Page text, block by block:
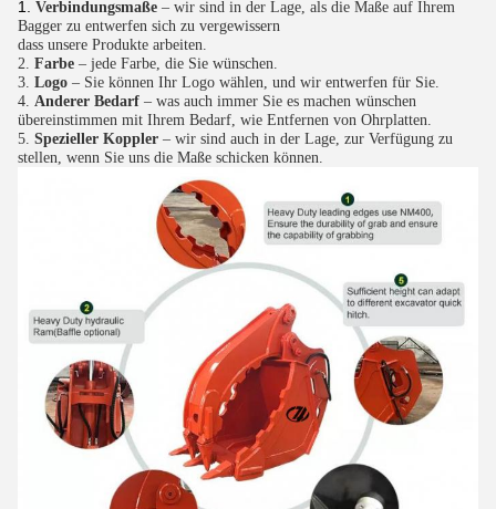
1. Verbindungsmaße – wir sind in der Lage, als die Maße auf Ihrem
Bagger zu entwerfen sich zu vergewissern
dass unsere Produkte arbeiten.
2. Farbe – jede Farbe, die Sie wünschen.
3. Logo – Sie können Ihr Logo wählen, und wir entwerfen für Sie.
4. Anderer Bedarf – was auch immer Sie es machen wünschen
übereinstimmen mit Ihrem Bedarf, wie Entfernen von Ohrplatten.
5. Spezieller Koppler – wir sind auch in der Lage, zur Verfügung zu
stellen, wenn Sie uns die Maße schicken können.